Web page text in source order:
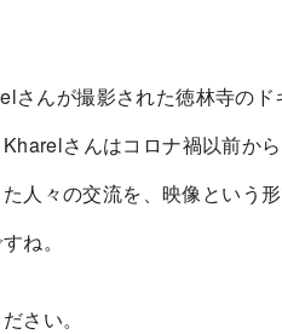
さんが撮影された徳林寺の
さんはコロナ禍以前か
人々の交流を、映像という
ね。
さい。